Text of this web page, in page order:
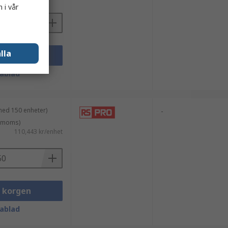
150 enheter)
110,443 kr/enhet
korgen
-
i vår